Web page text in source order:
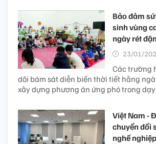
Bảo đảm
sinh vùng
ngày rét
23/01/
Các trường
dõi bám sát diễn biến thời tiết hằng
xây dựng phương án ứng phó trong
Việt Nam -
chuyển đổi
nghề nghiệp